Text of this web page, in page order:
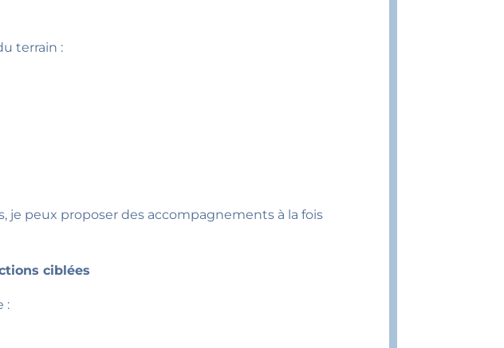
terrain :
peux proposer des accompagnements à la fois
ciblées
: